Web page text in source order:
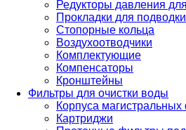
Редукторы давления
Прокладки для подводки
Стопорные кольца
Воздухоотводчики
Комплектующие
Компенсаторы
Кронштейны
Фильтры для очистки воды
Корпуса магистральных
Картриджи